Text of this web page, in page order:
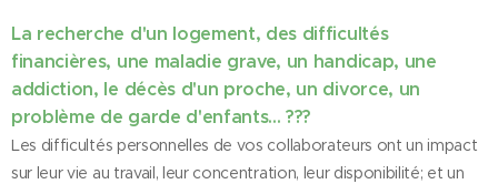
La recherche d'un logement, des difficultés
financières, une maladie grave, un handicap, une
addiction, le décès d'un proche, un divorce, un
problème de garde d'enfants... ???
Les difficultés personnelles de vos collaborateurs ont un impact
sur leur vie au travail, leur concentration, leur disponibilité; et un